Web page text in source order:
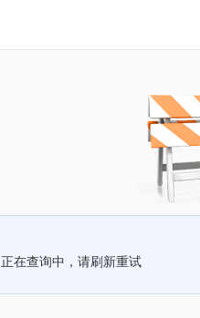
正在查询中，请刷新重试